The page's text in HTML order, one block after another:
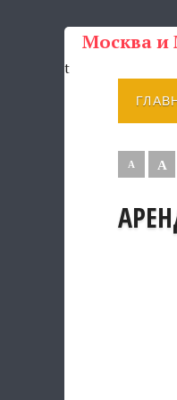
Москва и
t
А А